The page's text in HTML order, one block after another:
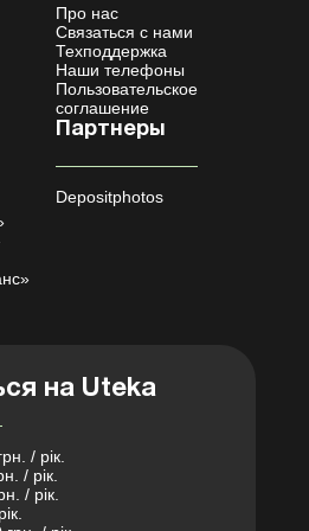
Про нас
Связаться с нами
Техподдержка
Наши телефоны
Пользовательское
соглашение
Партнеры
Depositphotos
на Uteka
/ рік.
/ рік.
/ рік.